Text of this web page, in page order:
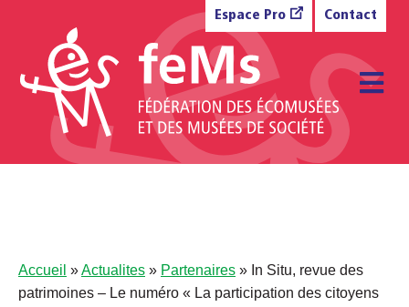
Espace Pro Contact
Accueil »Actualites » Partenaires » In Situ, revue des
patrimoines – Le numéro « La participation des citoyens